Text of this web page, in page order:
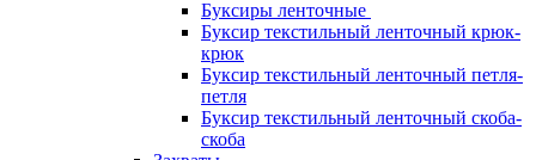
Буксиры ленточные
Буксир текстильный ленточный крюк-
крюк
Буксир текстильный ленточный петля-
петля
Буксир текстильный ленточный скоба-
скоба